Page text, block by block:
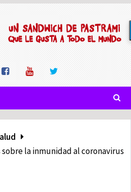
la inmunidad al coronavirus